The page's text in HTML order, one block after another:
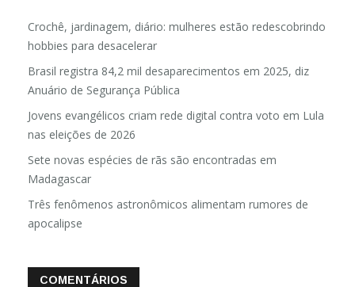
Crochê, jardinagem, diário: mulheres estão redescobrindo
hobbies para desacelerar
Brasil registra 84,2 mil desaparecimentos em 2025, diz
Anuário de Segurança Pública
Jovens evangélicos criam rede digital contra voto em Lula
nas eleições de 2026
Sete novas espécies de rãs são encontradas em
Madagascar
Três fenômenos astronômicos alimentam rumores de
apocalipse
COMENTÁRIOS